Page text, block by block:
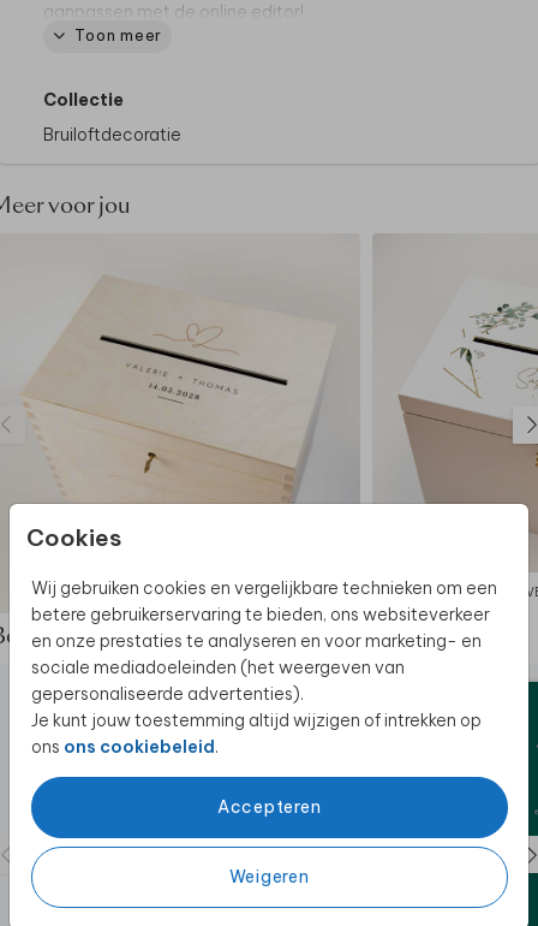
Cookies
Wij gebruiken cookies en vergelijkbare technieken om een
betere gebruikerservaring te bieden, ons websiteverkeer
en onze prestaties te analyseren en voor marketing- en
sociale mediadoeleinden (het weergeven van
gepersonaliseerde advertenties).
Je kunt jouw toestemming altijd wijzigen of intrekken op
ons ons cookiebeleid.
Accepteren
Weigeren
aanpassen met de online editor!
Meer inspiratie? Bekijk de hele collectie
complete set in deze stijl.
Toon meer
Collectie
Bruiloftdecoratie
voor jou
ENVELOPPENKIST
de complete set